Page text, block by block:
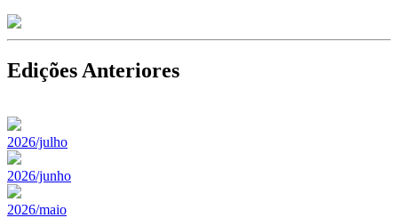
Edições Anteriores
2026/julho
2026/junho
2026/maio